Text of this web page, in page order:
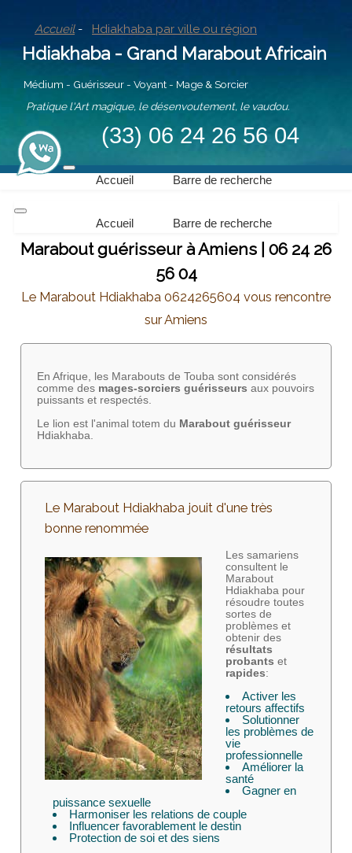
Accueil - Hdiakhaba par ville ou région
Hdiakhaba - Grand Marabout Africain
Médium - Guérisseur - Voyant - Mage & Sorcier
Pratique l'Art magique, le désenvoutement, le vaudou.
(33) 06 24 26 56 04
Accueil Barre de recherche
Accueil Barre de recherche
Marabout guérisseur à Amiens | 06 24 26
56 04
Le Marabout Hdiakhaba 0624265604 vous rencontre
sur Amiens
En Afrique, les Marabouts de Touba sont considérés
comme des mages-sorciers guérisseurs aux pouvoirs
puissants et respectés.
Le lion est l'animal totem du Marabout guérisseur
Hdiakhaba.
Le Marabout Hdiakhaba jouit d'une très
bonne renommée
Les samariens
consultent le
Marabout
Hdiakhaba pour
résoudre toutes
sortes de
problèmes et
obtenir des
résultats
probants et
rapides:
Activer les
retours affectifs
Solutionner
les problèmes de
vie
professionnelle
Améliorer la
santé
Gagner en
puissance sexuelle
Harmoniser les relations de couple
Influencer favorablement le destin
Protection de soi et des siens